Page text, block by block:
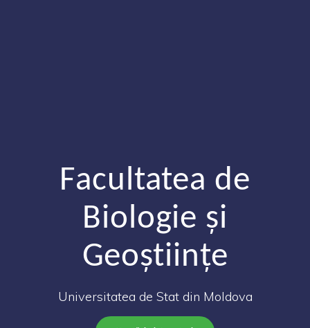
Facultatea de
Biologie și
Geoștiințe
Universitatea de Stat din Moldova